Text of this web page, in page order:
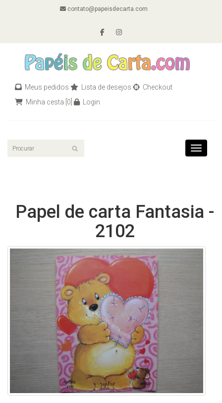
contato@papeisdecarta.com
Meus pedidos Lista de desejos
Checkout
Minha cesta [0] Login
Toggle
Papel de carta Fantasia -
2102